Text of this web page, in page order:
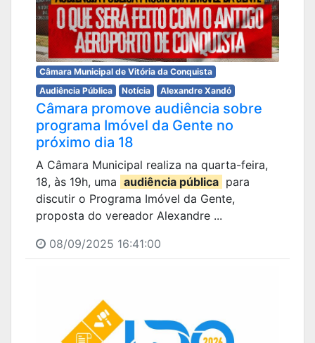
Câmara Municipal de Vitória da Conquista
Audiência Pública
Notícia Alexandre Xandó
Câmara promove audiência sobre
programa Imóvel da Gente no
próximo dia 18
A Câmara Municipal realiza na quarta-feira,
18, às 19h, uma audiência pública para
discutir o Programa Imóvel da Gente,
proposta do vereador Alexandre ...
08/09/2025 16:41:00